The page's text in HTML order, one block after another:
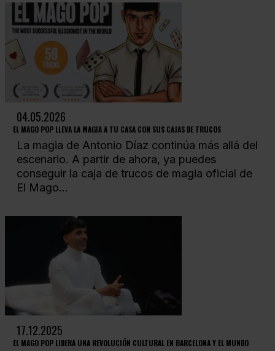
04.05.2026
EL MAGO POP LLEVA LA MAGIA A TU CASA CON SUS CAJAS DE TRUCOS
La magia de Antonio Díaz continúa más allá del
escenario. A partir de ahora, ya puedes
conseguir la caja de trucos de magia oficial de
El Mago...
17.12.2025
EL MAGO POP LIDERA UNA REVOLUCIÓN CULTURAL EN BARCELONA Y EL MUNDO